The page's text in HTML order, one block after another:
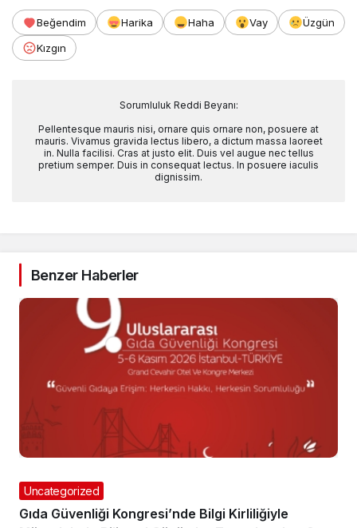
Beğendim Harika Haha Vay
Üzgün
Kızgın
Sorumluluk Reddi Beyanı:
Pellentesque mauris nisi, ornare quis ornare non, posuere at
mauris. Vivamus gravida lectus libero, a dictum massa laoreet
in. Nulla facilisi. Cras at justo elit. Duis vel augue nec tellus
pretium semper. Duis in consequat lectus. In posuere iaculis
dignissim.
Benzer Haberler
Uncategorized
Gıda Güvenliği Kongresi’nde Bilgi Kirliliğiyle